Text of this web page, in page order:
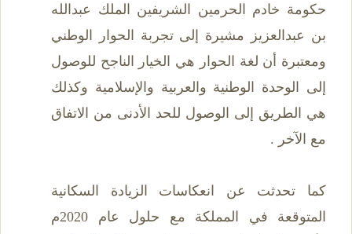
حكومة خادم الحرمين الشريفين الملك عبدالله
بن عبدالعزيز مشيرة إلى تجربة الحوار الوطني
ومعتبرة أن لغة الحوار هي الخيار الناجح للوصول
إلى الوحدة الوطنية والعربية والإسلامية وكذلك
هي الطريق إلى الوصول للحد الأدنى من الاتفاق
مع الآخر .
كما تحدثت عن انعكاسات الزيادة السكانية
المتوقعة في المملكة مع حلول عام 2020م